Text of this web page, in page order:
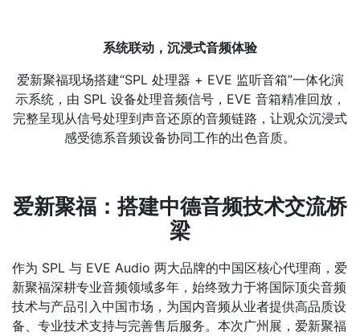
系统联动，沉浸式音频体验
爱新聚福现场搭建“SPL 处理器 + EVE 监听音箱”一体化演
示系统，由 SPL 设备处理音频信号，EVE 音箱精准回放，
完整呈现从信号处理到声音还原的音频链路，让观众沉浸式
感受德系音频设备协同工作的出色音质。
爱新聚福：搭建中德音频技术交流桥
梁
作为 SPL 与 EVE Audio 两大品牌的中国区核心代理商，爱
新聚福深耕专业音频领域多年，始终致力于将国际顶尖音频
技术与产品引入中国市场，为国内音频从业者提供高品质设
备、专业技术支持与完善售后服务。本次广州展，爱新聚福